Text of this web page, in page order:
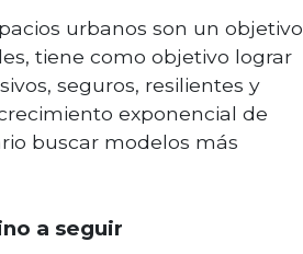
urbanos son un objetivo
tiene como objetivo lograr
seguros, resilientes y
exponencial de
buscar modelos más
a seguir